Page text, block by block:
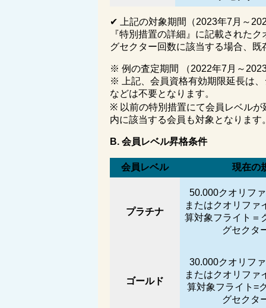
✔ 上記の対象期間（2023年7月～
『特別措置の詳細』に記載された
グセクター回数に該当する場合、既
※ 例の査定期間 （2022年7月～
※
上記、会員資格有効期限延長は
などは不要となります。
※ 以前の特別措置にて会員レベル
内に該当する会員も対象となります
B. 会員レベル昇格条件
会員レベル 現在の
プラチナ
50.000クオリフ
またはクオリファ
算対象フライト＝
グセクタ
ゴールド
30.000クオリフ
またはクオリファ
算対象フライト =
グセクタ